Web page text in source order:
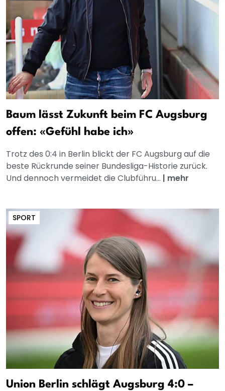
Baum lässt Zukunft beim FC Augsburg
offen: «Gefühl habe ich»
Trotz des 0:4 in Berlin blickt der FC Augsburg auf die
beste Rückrunde seiner Bundesliga-Historie zurück.
Und dennoch vermeidet die Clubführu... | mehr
SPORT
Union Berlin schlägt Augsburg 4:0 –